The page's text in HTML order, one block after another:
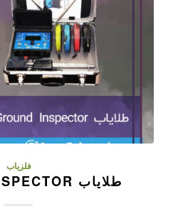
فلزیاب
طلایاب GROUND INSPECTOR